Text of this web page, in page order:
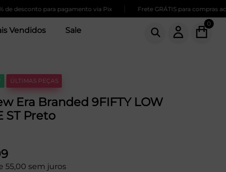
desconto para pagamento via Pix Frete GRÁTIS para compras
Vendidos Sale
0
ÚLTIMAS PEÇAS
Era Branded 9FIFTY LOW
ST Preto
55,00 sem juros